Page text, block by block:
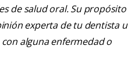
de salud oral. Su propósito
experta de tu dentista u
alguna enfermedad o